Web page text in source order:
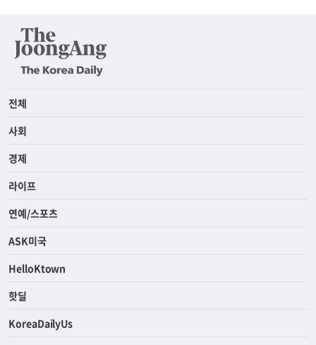
전체
사회
경제
라이프
연예/스포츠
ASK미국
HelloKtown
핫딜
KoreaDailyUs